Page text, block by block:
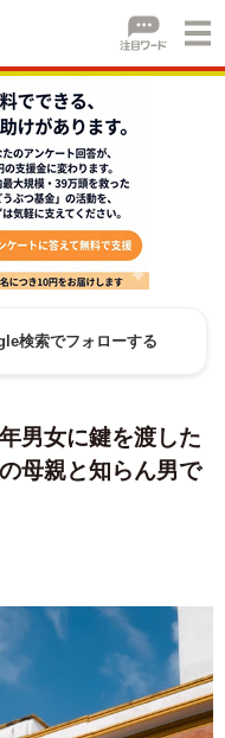
検索でフォローする
男女に鍵を渡した
母親と知らん男で